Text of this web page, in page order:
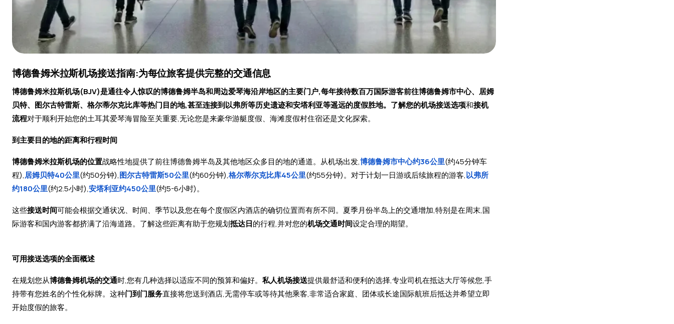
博德鲁姆米拉斯机场接送指南:为每位旅客提供完整的交通信息
博德鲁姆米拉斯机场(BJV)是通往令人惊叹的博德鲁姆半岛和周边爱琴海沿岸地区的主要门户,每年接待数百万国际游客前往博德鲁姆市中心、居姆
贝特、图尔古特雷斯、格尔蒂尔克比库等热门目的地,甚至连接到以弗所等历史遗迹和安塔利亚等遥远的度假胜地。了解您的机场接送选项和接机
流程对于顺利开始您的土耳其爱琴海冒险至关重要,无论您是来豪华游艇度假、海滩度假村住宿还是文化探索。
到主要目的地的距离和行程时间
博德鲁姆米拉斯机场的位置战略性地提供了前往博德鲁姆半岛及其他地区众多目的地的通道。从机场出发,博德鲁姆市中心约36公里(约45分钟车
程),居姆贝特40公里(约50分钟),图尔古特雷斯50公里(约60分钟),格尔蒂尔克比库45公里(约55分钟)。对于计划一日游或后续旅程的游客,以弗所
约180公里(约2.5小时),安塔利亚约450公里(约5-6小时)。
这些接送时间可能会根据交通状况、时间、季节以及您在每个度假区内酒店的确切位置而有所不同。夏季月份半岛上的交通增加,特别是在周末,国
际游客和国内游客都挤满了沿海道路。了解这些距离有助于您规划抵达日的行程,并对您的机场交通时间设定合理的期望。
可用接送选项的全面概述
在规划您从博德鲁姆机场的交通时,您有几种选择以适应不同的预算和偏好。 私人机场接送提供最舒适和便利的选择,专业司机在抵达大厅等候您,手
持带有您姓名的个性化标牌。这种门到门服务直接将您送到酒店,无需停车或等待其他乘客,非常适合家庭、团体或长途国际航班后抵达并希望立即
开始度假的旅客。